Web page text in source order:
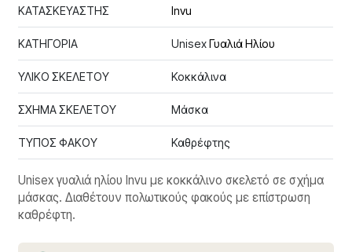
ΚΑΤΑΣΚΕΥΑΣΤΗΣ Invu
ΚΑΤΗΓΟΡΙΑ UnisexΓυαλιά Ηλίου
ΥΛΙΚΟ ΣΚΕΛΕΤΟΥ Κοκκάλινα
ΣΧΗΜΑ ΣΚΕΛΕΤΟΥ Μάσκα
ΤΥΠΟΣ ΦΑΚΟΥ Καθρέφτης
Unisex γυαλιά ηλίου Invu με κοκκάλινο σκελετό σε σχήμα
μάσκας. Διαθέτουν πολωτικούς φακούς με επίστρωση
καθρέφτη.